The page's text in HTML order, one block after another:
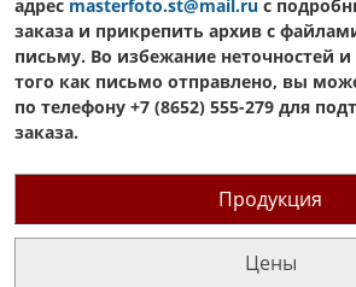
адрес masterfoto.st@mail.ru c
заказа и прикрепить архив с
письму. Во избежание неточностей
того как письмо отправлено, вы
по телефону +7 (8652) 555-279 для
заказа.
Продукция
Цены